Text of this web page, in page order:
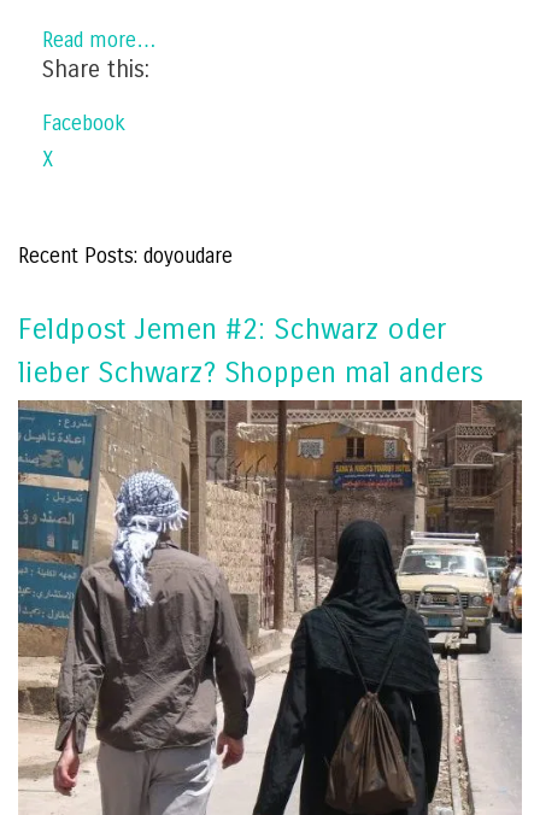
Read more…
Share this:
Facebook
X
Recent Posts: doyoudare
Feldpost Jemen #2: Schwarz oder
lieber Schwarz? Shoppen mal anders